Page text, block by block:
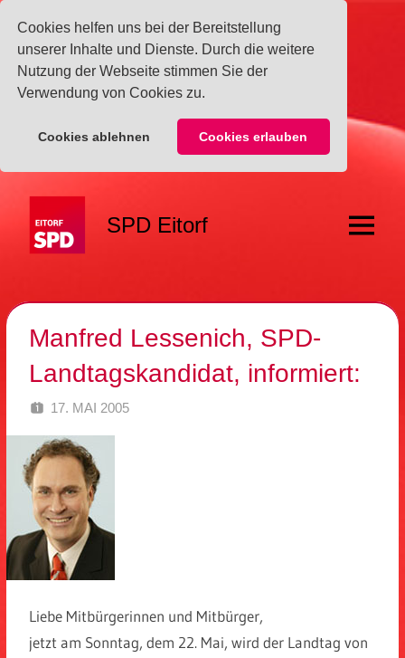
Cookies helfen uns bei der Bereitstellung
unserer Inhalte und Dienste. Durch die weitere
Nutzung der Webseite stimmen Sie der
Verwendung von Cookies zu.
Cookies ablehnen Cookies erlauben
springen
SPD Eitorf Menü
Manfred Lessenich, SPD-
Landtagskandidat, informiert:
17. MAI 2005
Liebe Mitbürgerinnen und Mitbürger,
jetzt am Sonntag, dem 22. Mai, wird der Landtag von